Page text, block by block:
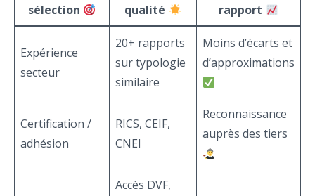
sélection
qualité
rapport
Expérience
secteur
20+ rapports
sur typologie
similaire
Moins d’écarts et
d’approximations
Certification /
adhésion
RICS, CEIF,
CNEI
Reconnaissance
auprès des tiers
Accès DVF,